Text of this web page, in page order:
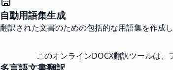
自動用語集生成
翻訳された文書のための包括的な用語集を作成
このオンラインDOCX翻訳ツールは